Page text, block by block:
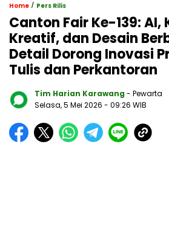
Home / Pers Rilis
Canton Fair Ke-139:
Kreatif, dan Desain
Detail Dorong Inovasi
Tulis dan Perkantoran
Tim Harian Karawang - Pewarta
Selasa, 5 Mei 2026 - 09:26 WIB